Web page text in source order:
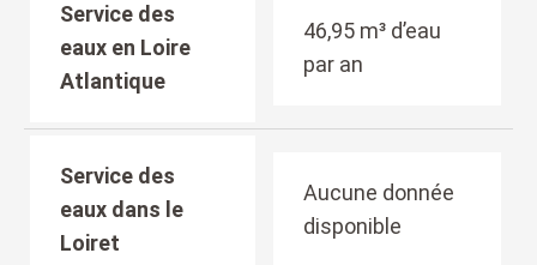
Service des
eaux en Loire
Atlantique
46,95 m³ d’eau
par an
Service des
eaux dans le
Loiret
Aucune donnée
disponible